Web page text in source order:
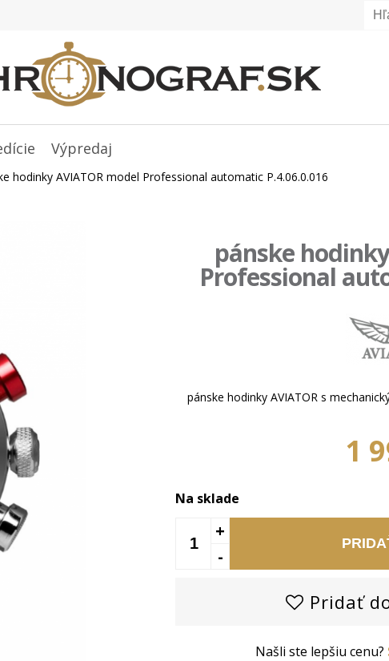
hodinky AVIATOR model Professional automatic P.4.06.0.016
pánske
Professional
pánske hodinky AVIATOR s
1
Na sklade
+
-
Pridať
Našli ste lepšiu cenu?
Výpredaj